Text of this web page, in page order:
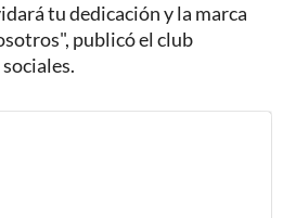
tu dedicación y la marca
publicó el club